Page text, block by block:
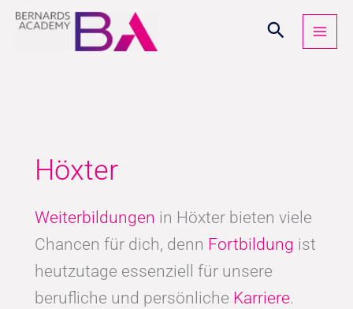
Zum
Inhalt
Höxter
Weiterbildungen in Höxter bieten viele
Chancen für dich, denn Fortbildung ist
heutzutage essenziell für unsere
berufliche und persönliche Karriere.